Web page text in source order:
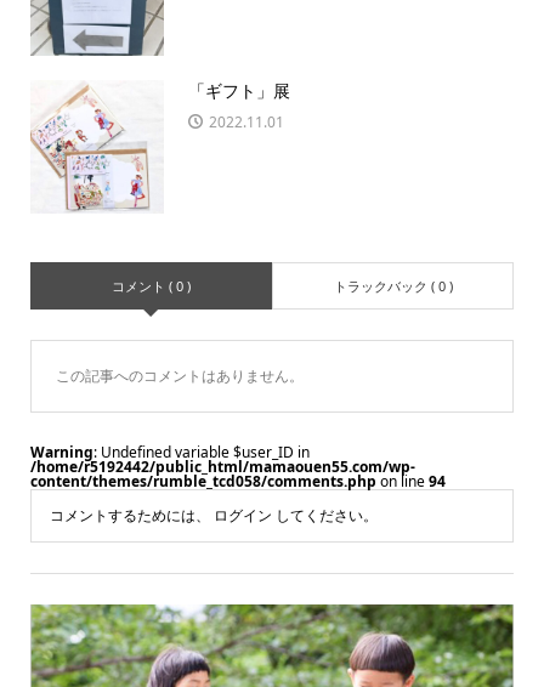
「ギフト」展
2022.11.01
コメント ( 0 ) トラックバック ( 0 )
この記事へのコメントはありません。
Warning: Undefined variable $user_ID in
/home/r5192442/public_html/mamaouen55.com/wp-
content/themes/rumble_tcd058/comments.php on line94
コメントするためには、
ログイン してください。